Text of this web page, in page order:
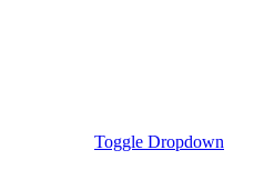
Toggle Dropdown